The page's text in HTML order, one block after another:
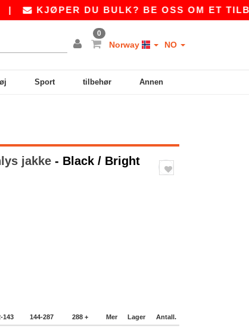
KJØPER DU BULK? BE OSS OM ET TILBUD
0
Norway NO
Sport tilbehør Annen
jakke - Black / Bright
143 144-287 288 + Mer Lager Antall.